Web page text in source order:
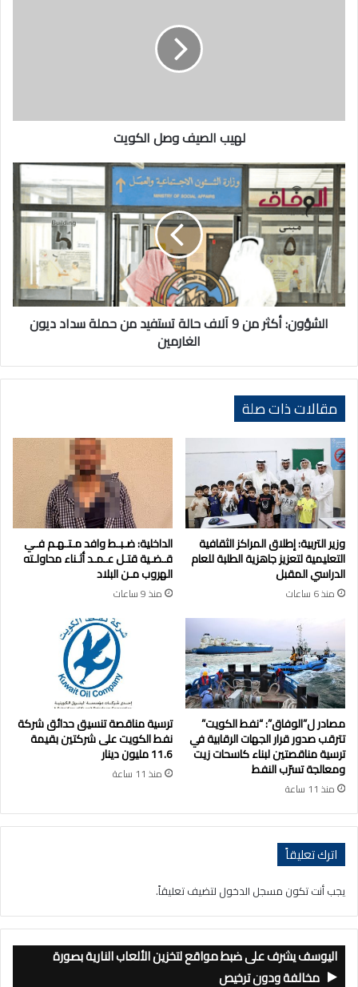
لهيب الصيف وصل الكويت
الشؤون:
أكثر
من
9
آلاف
حالة
تستفيد
من
حملة
سداد
الشؤون: أكثر من 9 آلاف حالة تستفيد من حملة سداد ديون
الغارمين
مقالات ذات صلة
وزير التربية: إطلاق المراكز الثقافية
التعليمية لتعزيز جاهزية الطلبة للعام
الدراسي المقبل
منذ 6 ساعات
الداخلية: ضـبـط وافد مـتـهـم فـي
قـضـية قتـل عـمـد أثـناء محاولـته
الهروب مـن البلاد
منذ 9 ساعات
مصادر ل”الوفاق”: “نفط الكويت”
تترقب صدور قرار الجهات الرقابية في
ترسية مناقصتين لبناء كاسحات زيت
ومعالجة تسرّب النفط
منذ 11 ساعة
ترسية مناقصة تنسيق حدائق شركة
نفط الكويت على شركتين بقيمة
11.6 مليون دينار
منذ 11 ساعة
اترك تعليقاً
يجب أنت تكون مسجل الدخول لتضيف تعليقاً.
اليوسف يشرف على ضبط مواقع لتخزين الألعاب النارية بصورة
مخالفة ودون ترخيص